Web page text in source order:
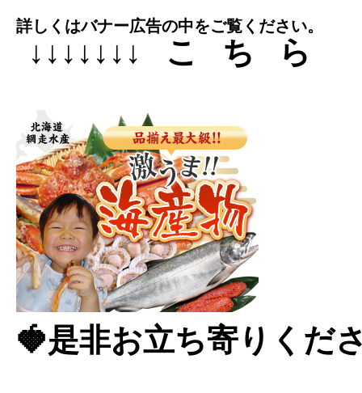
↓↓↓↓↓↓↓こちら
詳しくはバナー広告の中をご覧ください。
🍓是非お立ち寄りくだ